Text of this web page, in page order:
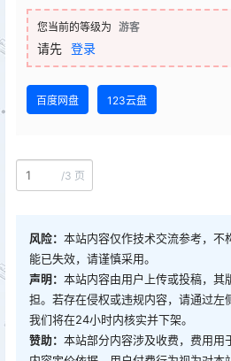
您当前的等级为 游客
请先 登录
百度网盘 123云盘
/3 页
风险： 本站内容仅作技术交流参考，不
能已失效，请谨慎采用。
声明： 本站内容由用户上传或投稿，其
担。若存在侵权或违规内容，请通过左
我们将在24小时内核实并下架。
赞助： 本站部分内容涉及收费，费用用